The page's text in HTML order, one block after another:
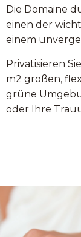
Die Domaine
einen der
einem
Privatisieren
m2 großen,
grüne
oder Ihre